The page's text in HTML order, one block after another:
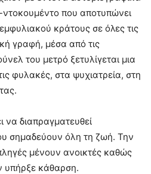
ντοκουμέντο που αποτυπώνει
κράτους σε όλες τις
γραφή, μέσα από τις
του μετρό ξετυλίγεται μια
φυλακές, στα ψυχιατρεία, στη
να διαπραγματευθεί
σημαδεύουν όλη τη ζωή. Την
μένουν ανοικτές καθώς
υπήρξε κάθαρση.